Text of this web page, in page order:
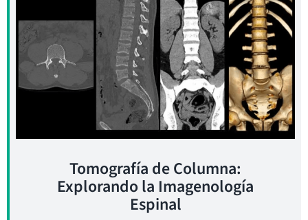
Tomografía de Columna:
Explorando la Imagenología
Espinal